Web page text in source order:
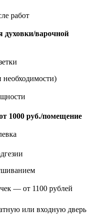
работ
духовки/варочной
необходимости)
1000 руб./помещение
— от 1100 рублей
или входную дверь